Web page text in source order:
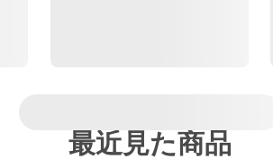
最近見た商品